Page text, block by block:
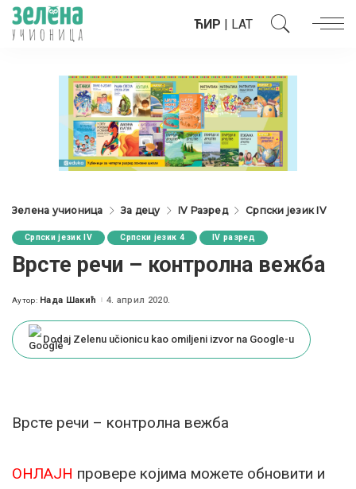
ЋИР | LAT
Зелена учионица За децу IV Разред Српски језик IV
Српски језик IV Српски језик 4 IV разред
Врсте речи – контролна вежба
Posted
Аутор: Нада Шакић 4. април 2020.
Dodaj Zelenu učionicu kao omiljeni izvor na Google-u
Врсте речи – контролна вежба
ОНЛАЈН провере којима можете обновити и